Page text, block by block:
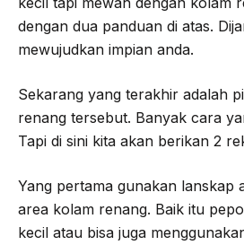
dengan dua panduan di atas.
mewujudkan impian anda.
Sekarang yang terakhir adalah
renang tersebut. Banyak cara
Tapi di sini kita akan berikan 2
Yang pertama gunakan lanskap
area kolam renang. Baik itu
kecil atau bisa juga